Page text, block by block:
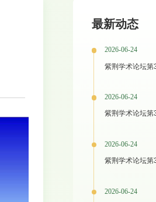
最新动态
2026-06-24
紫荆学术论坛第
2026-06-24
紫荆学术论坛第
2026-06-24
紫荆学术论坛第
2026-06-24